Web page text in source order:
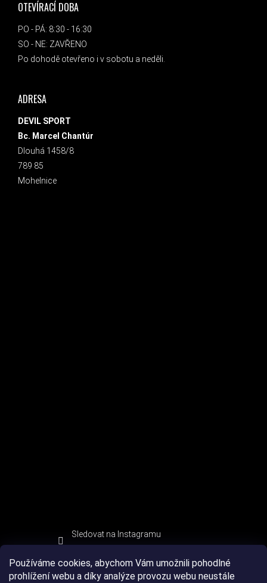
Používáme cookies, abychom Vám umožnili pohodlné
prohlížení webu a díky analýze provozu webu neustále
OTEVÍRACÍ DOBA
PO - PÁ: 8:30 - 16:30
SO - NE: ZAVŘENO
Po dohodě otevřeno i v sobotu a neděli.
ADRESA
DEVIL SPORT
Bc. Marcel Chantúr
Dlouhá 1458/8
789 85
Mohelnice
Sledovat na Instagramu